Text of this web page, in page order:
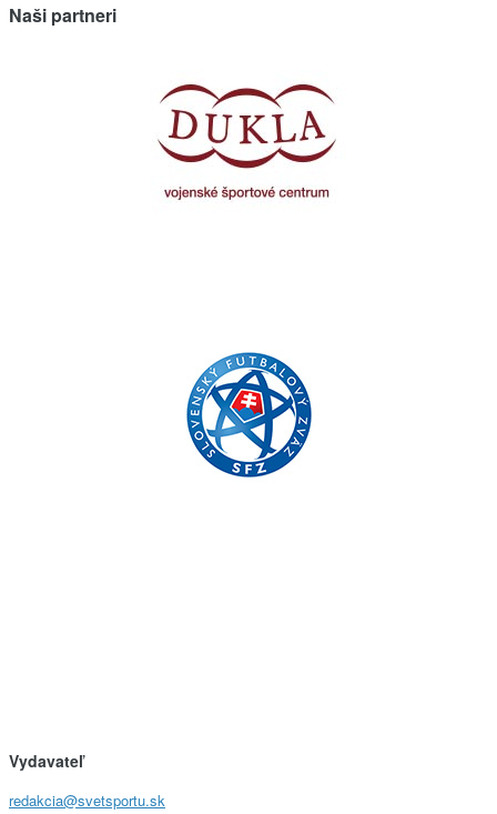
Naši partneri
Vydavateľ
redakcia@svetsportu.sk